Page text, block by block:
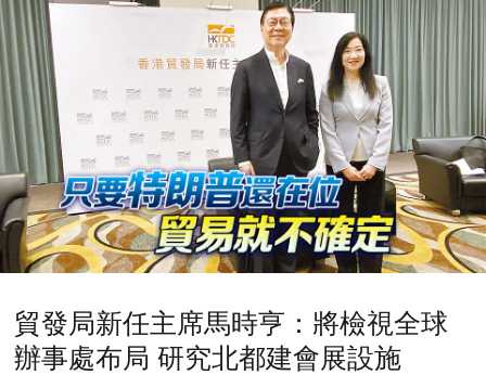
貿發局新任主席馬時亨：將檢視全球
辦事處布局 研究北都建會展設施